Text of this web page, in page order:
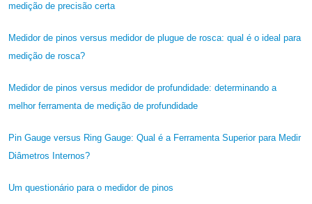
medição de precisão certa
Medidor de pinos versus medidor de plugue de rosca: qual é o ideal para
medição de rosca?
Medidor de pinos versus medidor de profundidade: determinando a
melhor ferramenta de medição de profundidade
Pin Gauge versus Ring Gauge: Qual é a Ferramenta Superior para Medir
Diâmetros Internos?
Um questionário para o medidor de pinos